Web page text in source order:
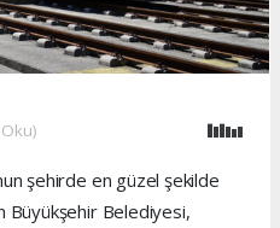
şehirde en güzel şekilde
Büyükşehir Belediyesi,